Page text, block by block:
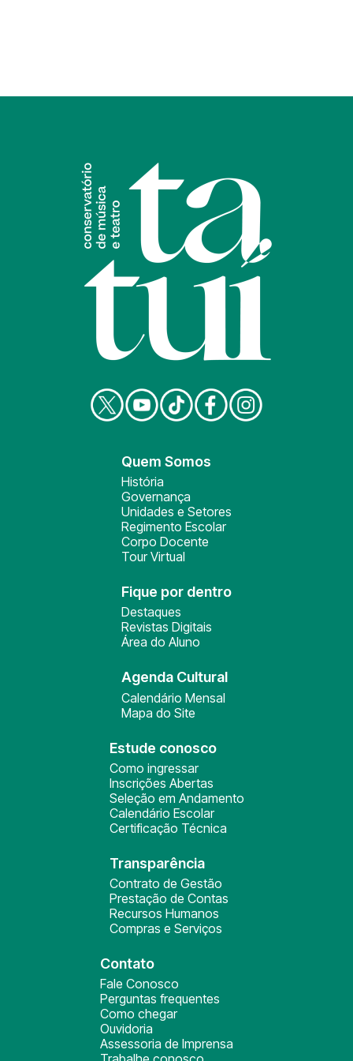
Quem Somos
História
Governança
Unidades e Setores
Regimento Escolar
Corpo Docente
Tour Virtual
Fique por dentro
Destaques
Revistas Digitais
Área do Aluno
Agenda Cultural
Calendário Mensal
Mapa do Site
Estude conosco
Como ingressar
Inscrições Abertas
Seleção em Andamento
Calendário Escolar
Certificação Técnica
Transparência
Contrato de Gestão
Prestação de Contas
Recursos Humanos
Compras e Serviços
Contato
Fale Conosco
Perguntas frequentes
Como chegar
Ouvidoria
Assessoria de Imprensa